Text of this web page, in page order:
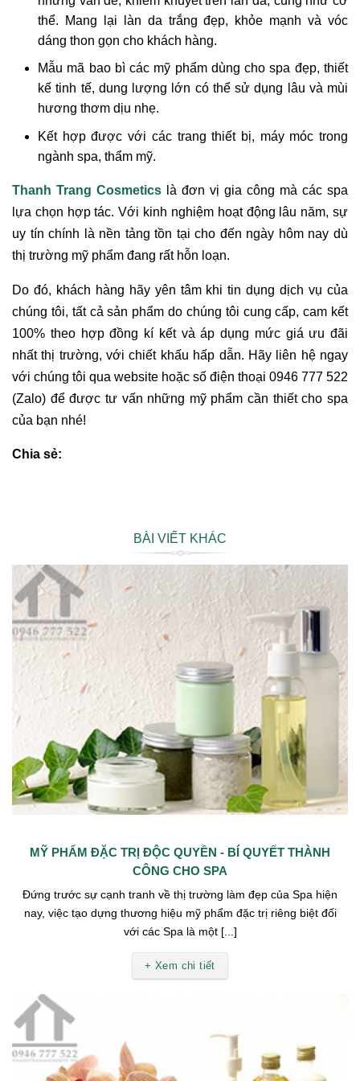
thể. Mang lại làn da trắng đẹp, khỏe mạnh và vóc
dáng thon gọn cho khách hàng.
Mẫu mã bao bì các mỹ phẩm dùng cho spa đẹp, thiết
kế tinh tế, dung lượng lớn có thể sử dụng lâu và mùi
hương thơm dịu nhẹ.
Kết hợp được với các trang thiết bị, máy móc trong
ngành spa, thẩm mỹ.
Thanh Trang Cosmetics là đơn vị gia công mà các spa
lựa chọn hợp tác. Với kinh nghiệm hoạt động lâu năm, sự
uy tín chính là nền tảng tồn tại cho đến ngày hôm nay dù
thị trường mỹ phẩm đang rất hỗn loạn.
Do đó, khách hàng hãy yên tâm khi tin dụng dịch vụ của
chúng tôi, tất cả sản phẩm do chúng tôi cung cấp, cam kết
100% theo hợp đồng kí kết và áp dụng mức giá ưu đãi
nhất thị trường, với chiết khấu hấp dẫn. Hãy liên hệ ngay
với chúng tôi qua website hoặc số điện thoại 0946 777 522
(Zalo) để được tư vấn những mỹ phẩm cần thiết cho spa
của bạn nhé!
Chia sẻ:
BÀI VIẾT KHÁC
MỸ PHẨM ĐẶC TRỊ ĐỘC QUYỀN - BÍ QUYẾT THÀNH
CÔNG CHO SPA
Đứng trước sự cạnh tranh về thị trường làm đẹp của Spa hiện
nay, việc tạo dựng thương hiệu mỹ phẩm đặc trị riêng biệt đối
với các Spa là một [...]
+ Xem chi tiết